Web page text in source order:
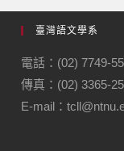
臺灣語文學系
電話：(02) 7749-
傳真：(02) 3365-
E-mail：